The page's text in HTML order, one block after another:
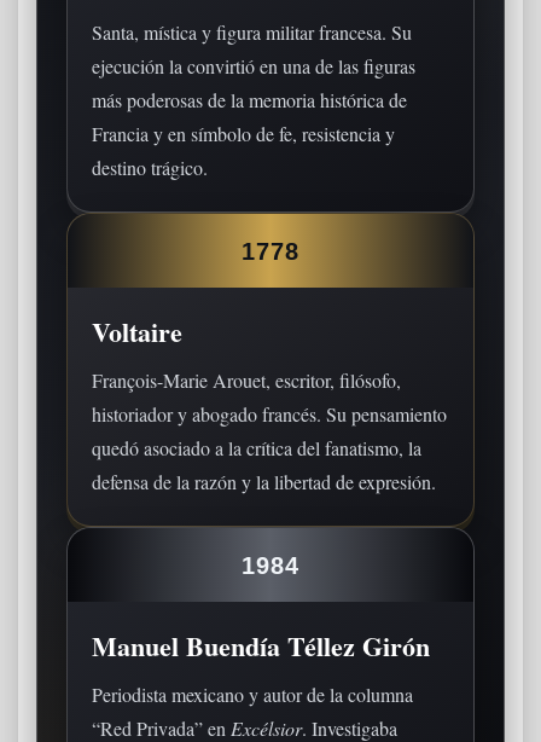
Santa, mística y figura militar francesa. Su
ejecución la convirtió en una de las figuras
más poderosas de la memoria histórica de
Francia y en símbolo de fe, resistencia y
destino trágico.
1778
Voltaire
François-Marie Arouet, escritor, filósofo,
historiador y abogado francés. Su pensamiento
quedó asociado a la crítica del fanatismo, la
defensa de la razón y la libertad de expresión.
1984
Manuel Buendía Téllez Girón
Periodista mexicano y autor de la columna
“Red Privada” en Excélsior. Investigaba